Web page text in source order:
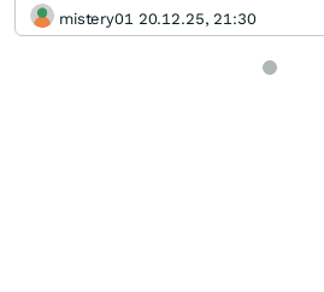
mistery01 20.12.25, 21:30